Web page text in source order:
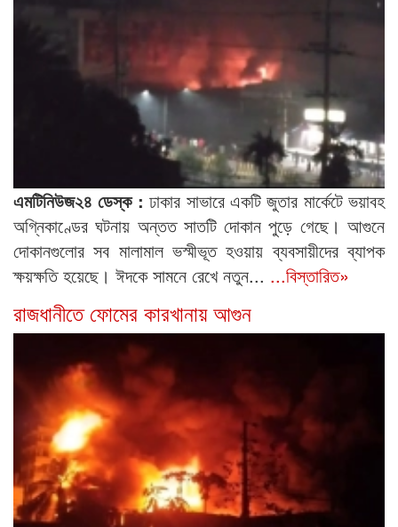
এমটিনিউজ২৪ ডেস্ক : ঢাকার সাভারে একটি জুতার মার্কেটে ভয়াবহ
অগ্নিকাণ্ডের ঘটনায় অন্তত সাতটি দোকান পুড়ে গেছে। আগুনে
দোকানগুলোর সব মালামাল ভস্মীভূত হওয়ায় ব্যবসায়ীদের ব্যাপক
ক্ষয়ক্ষতি হয়েছে। ঈদকে সামনে রেখে নতুন... ...বিস্তারিত»
রাজধানীতে ফোমের কারখানায় আগুন